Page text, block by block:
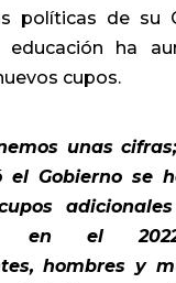
políticas de su
ha
cupos.
unas
el Gobierno se
en el
hombres y